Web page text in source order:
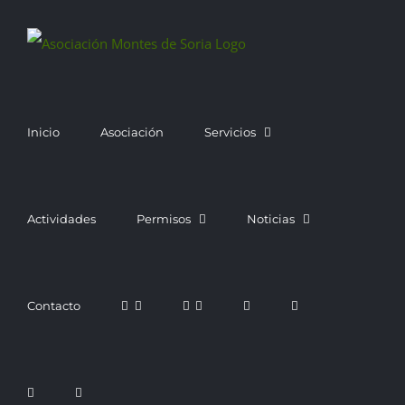
Inicio Asociación Servicios
Actividades Permisos Noticias
Contacto